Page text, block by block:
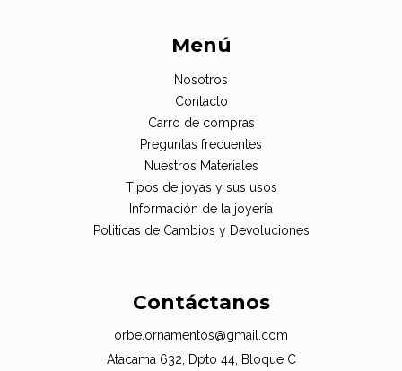
Menú
Nosotros
Contacto
Carro de compras
Preguntas frecuentes
Nuestros Materiales
Tipos de joyas y sus usos
Información de la joyería
Politicas de Cambios y Devoluciones
Contáctanos
orbe.ornamentos@gmail.com
Atacama 632, Dpto 44, Bloque C